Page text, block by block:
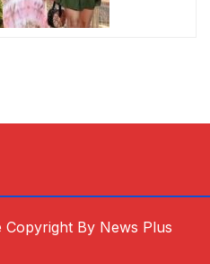
By News Plus